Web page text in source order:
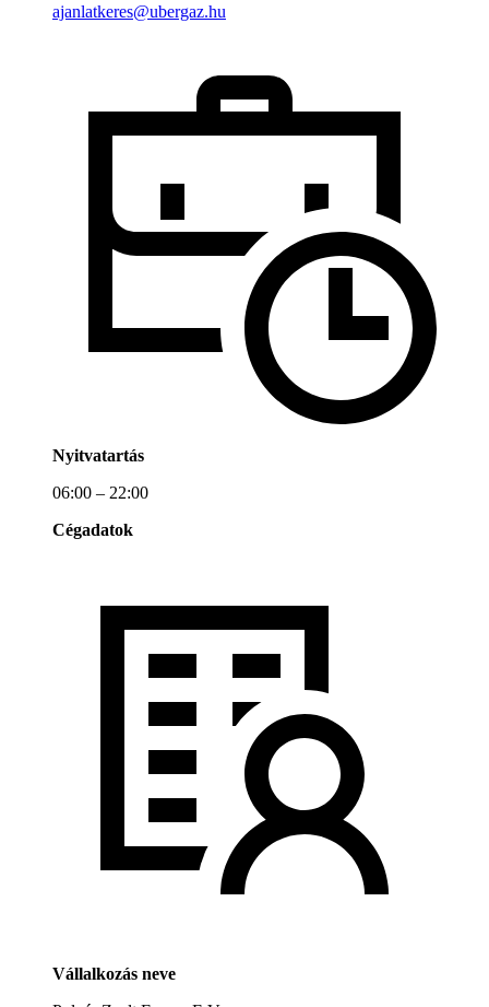
ajanlatkeres@ubergaz.hu
Nyitvatartás
06:00 – 22:00
Cégadatok
Vállalkozás neve